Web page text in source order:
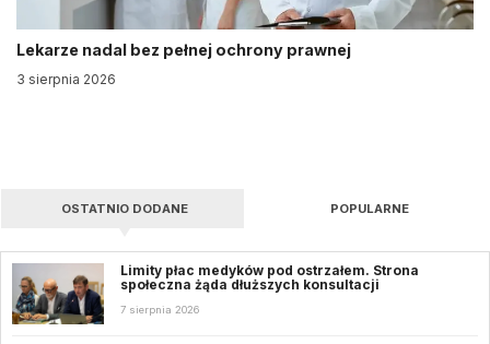
Lekarze nadal bez pełnej ochrony prawnej
3 sierpnia 2026
OSTATNIO DODANE POPULARNE
Limity płac medyków pod ostrzałem. Strona
społeczna żąda dłuższych konsultacji
7 sierpnia 2026